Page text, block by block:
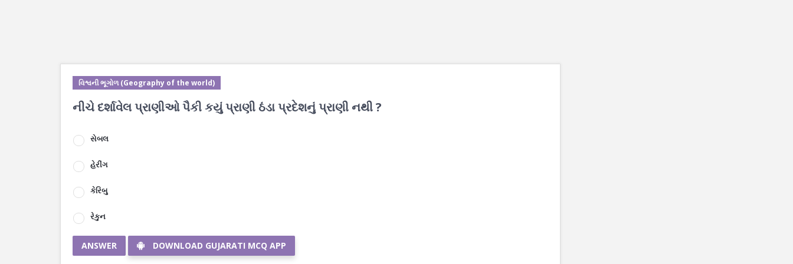
વિશ્વની ભૂગોળ (Geography of the world)
નીચે દર્શાવેલ પ્રાણીઓ પૈકી કયું પ્રાણી ઠંડા પ્રદેશનું પ્રાણી નથી ?
સેબલ
હેરીંગ
કેરિબુ
રેકુન
ANSWER DOWNLOAD GUJARATI MCQ APP